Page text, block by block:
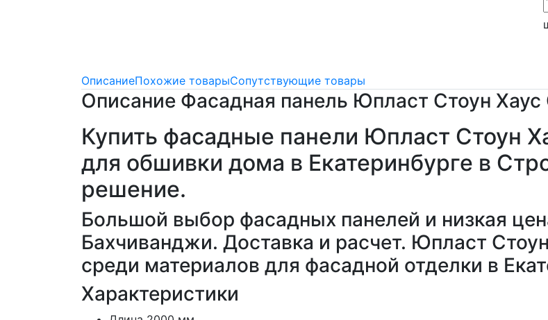
ОписаниеПохожие товарыСопутствующие товары
Описание Фасадная панель Юпласт Стоун
Купить фасадные панели Юпласт Стоун
для обшивки дома в Екатеринбурге в
решение.
Большой выбор фасадных панелей и низкая
Бахчиванджи. Доставка и расчет. Юпласт
среди материалов для фасадной отделки в
Характеристики